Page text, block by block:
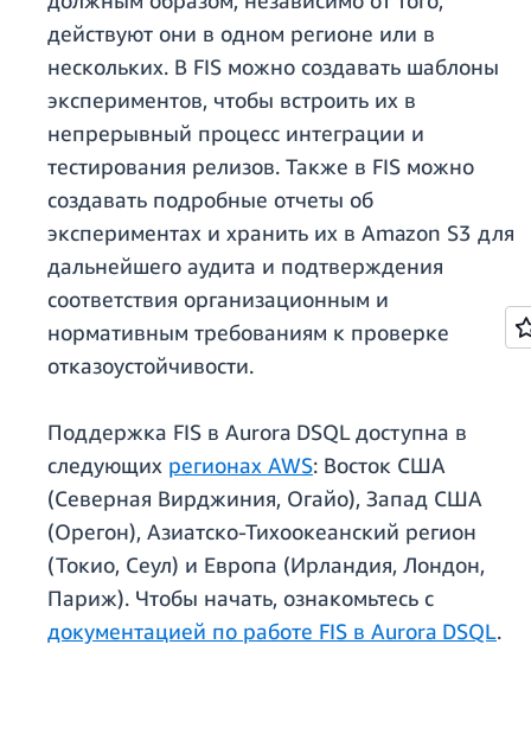
действуют они в одном регионе или в
нескольких. В FIS можно создавать шаблоны
экспериментов, чтобы встроить их в
непрерывный процесс интеграции и
тестирования релизов. Также в FIS можно
создавать подробные отчеты об
экспериментах и хранить их в Amazon S3 для
дальнейшего аудита и подтверждения
соответствия организационным и
нормативным требованиям к проверке
отказоустойчивости.
Поддержка FIS в Aurora DSQL доступна в
следующих регионах AWS: Восток США
(Северная Вирджиния, Огайо), Запад США
(Орегон), Азиатско-Тихоокеанский регион
(Токио, Сеул) и Европа (Ирландия, Лондон,
Париж). Чтобы начать, ознакомьтесь с
документацией по работе FIS в Aurora DSQL.